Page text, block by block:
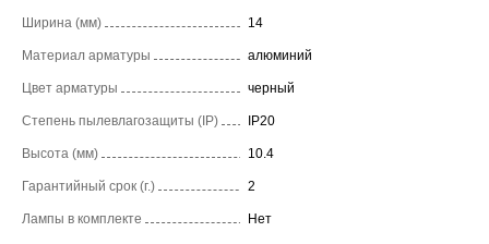
Ширина (мм) 14
Материал арматуры алюминий
Цвет арматуры черный
Степень пылевлагозащиты (IP) IP20
Высота (мм) 10.4
Гарантийный срок (г.) 2
Лампы в комплекте Нет